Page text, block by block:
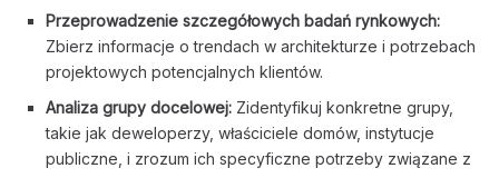
Przeprowadzenie szczegółowych badań rynkowych:
Zbierz informacje o trendach w architekturze i potrzebach
projektowych potencjalnych klientów.
Analiza grupy docelowej: Zidentyfikuj konkretne grupy,
takie jak deweloperzy, właściciele domów, instytucje
publiczne, i zrozum ich specyficzne potrzeby związane z